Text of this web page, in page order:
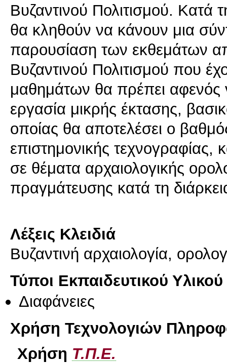
Βυζαντινού Πολιτισμού. Κατά
θα κληθούν να κάνουν μια
παρουσίαση των εκθεμάτων
Βυζαντινού Πολιτισμού που
μαθημάτων θα πρέπει αφενός
εργασία μικρής έκτασης,
οποίας θα αποτελέσει ο
επιστημονικής
σε θέματα αρχαιολογικής
πραγμάτευσης κατά τη
Λέξεις Κλειδιά
Βυζαντινή αρχαιολογία,
Τύποι Εκπαιδευτικού Υλικού
Διαφάνειες
Χρήση Τεχνολογιών
Χρήση Τ.Π.Ε.